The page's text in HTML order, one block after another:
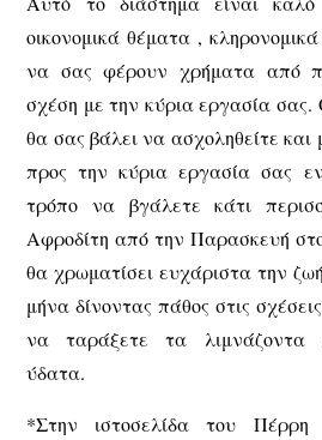
οικονομικά θέματα ,
να σας φέρουν χρήματα από
σχέση με την κύρια εργασία
θα σας βάλει να ασχοληθείτε
προς την κύρια εργασία σας
τρόπο να βγάλετε κάτι
Αφροδίτη από την Παρασκευή
θα χρωματίσει ευχάριστα την
μήνα δίνοντας πάθος στις
να ταράξετε τα λιμνάζοντα
ύδατα.
*Στην ιστοσελίδα του Πέρρη